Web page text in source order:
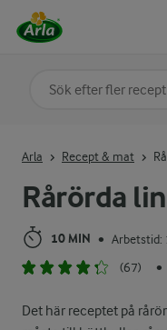
Rårörda
10 MIN • Arbetstid:
(67) •
Det här receptet på
Arla Recept & mat
Sök på kategori eller